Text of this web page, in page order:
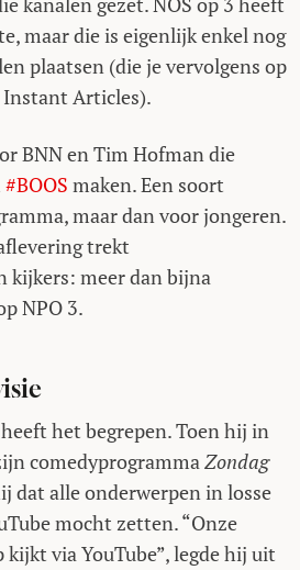
maar die is eigenlijk enkel nog
plaatsen (die je vervolgens op
Instant Articles).
BNN en Tim Hofman die
#BOOS maken. Een soort
maar dan voor jongeren.
trekt
kijkers: meer dan bijna
NPO 3.
het begrepen. Toen hij in
comedyprogrammaZondag
dat alle onderwerpen in losse
mocht zetten. “Onze
kijkt via YouTube”, legde hij uit